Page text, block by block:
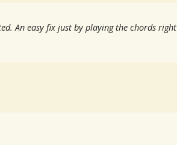
An easy fix just by playing the chords right